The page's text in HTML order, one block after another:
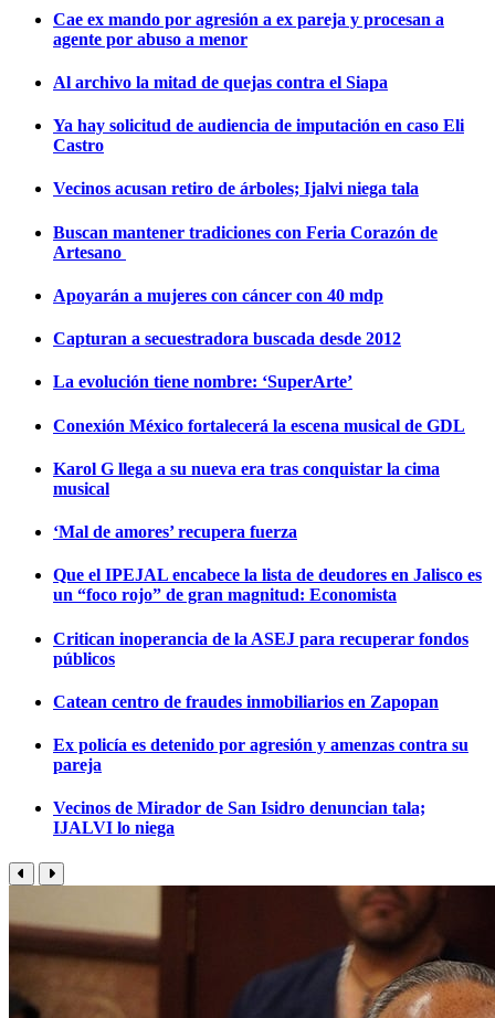
Cae ex mando por agresión a ex pareja y procesan a
agente por abuso a menor
Al archivo la mitad de quejas contra el Siapa
Ya hay solicitud de audiencia de imputación en caso Eli
Castro
Vecinos acusan retiro de árboles; Ijalvi niega tala
Buscan mantener tradiciones con Feria Corazón de
Artesano
Apoyarán a mujeres con cáncer con 40 mdp
Capturan a secuestradora buscada desde 2012
La evolución tiene nombre: ‘SuperArte’
Conexión México fortalecerá la escena musical de GDL
Karol G llega a su nueva era tras conquistar la cima
musical
‘Mal de amores’ recupera fuerza
Que el IPEJAL encabece la lista de deudores en Jalisco es
un “foco rojo” de gran magnitud: Economista
Critican inoperancia de la ASEJ para recuperar fondos
públicos
Catean centro de fraudes inmobiliarios en Zapopan
Ex policía es detenido por agresión y amenzas contra su
pareja
Vecinos de Mirador de San Isidro denuncian tala;
IJALVI lo niega